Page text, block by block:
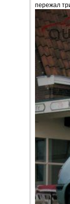
пережал